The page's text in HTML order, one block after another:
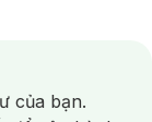
Nước Rửa Tay/
Điện/
của bạn.